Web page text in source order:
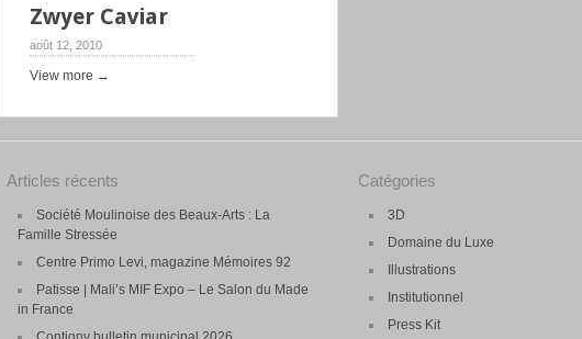
Zwyer Caviar
août 12, 2010
View more →
Articles récents
Société Moulinoise des Beaux-Arts : La
Famille Stressée
Centre Primo Levi, magazine Mémoires 92
Patisse | Mali’s MIF Expo – Le Salon du Made
in France
Catégories
3D
Domaine du Luxe
Illustrations
Institutionnel
Press Kit